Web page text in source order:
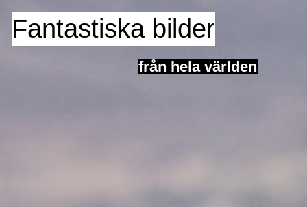
från hela världen
Fantastiska bilder